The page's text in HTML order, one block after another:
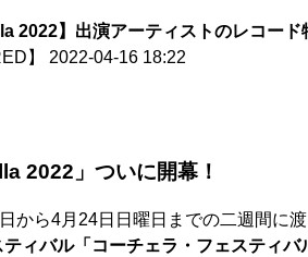
2022】出演アーティストのレコード
】
2022-04-16 18:22
2022」ついに開幕！
から4月24日日曜日までの二週間に
ィバル「コーチェラ・フェスティバ